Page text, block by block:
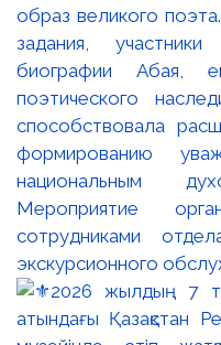
образ великого
задания,
биографии Абая,
поэтического
способствовала
формированию
национальным
Мероприятие
сотрудниками
экскурсионного